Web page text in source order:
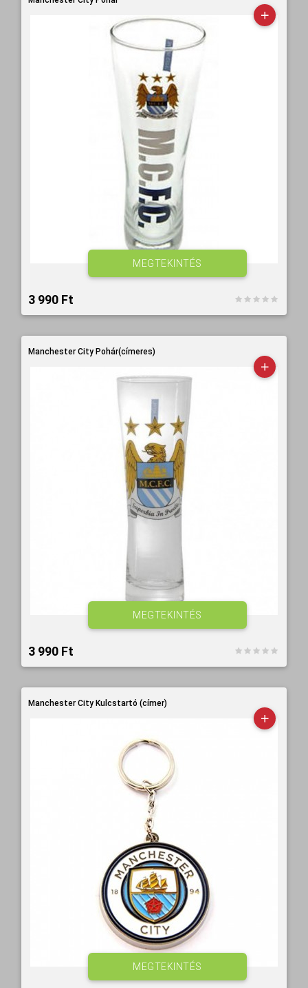
3 990 Ft‎
MEGTEKINTÉS
Manchester City Pohár(címeres)
3 990 Ft‎
MEGTEKINTÉS
Manchester City Kulcstartó (címer)
MEGTEKINTÉS